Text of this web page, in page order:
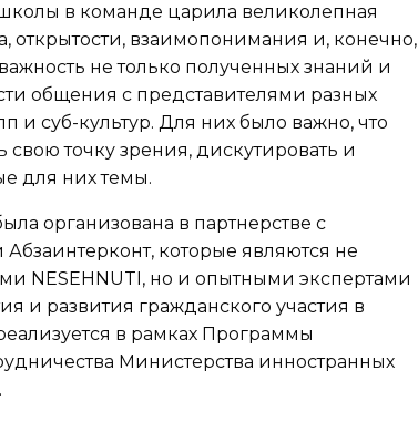
в команде царила великолепная
открытости, взаимопонимания и, конечно,
не только полученных знаний и
общения с представителями разных
и суб-культур. Для них было важно, что
свою точку зрения, дискутировать и
для них темы.
организована в партнерстве с
которые являются не
NESEHNUTI, но и опытными экспертами
и развития гражданского участия в
в рамках Программы
Министерства инностранных